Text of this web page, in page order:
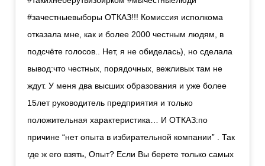
#зачестныевыборы ОТКАЗ!!! Комиссия исполкома
отказала мне, как и более 2000 честным людям, в
подсчёте голосов.. Нет, я не обиделась), но сделала
вывод:что честных, порядочных, вежливых там не
ждут. У меня два высших образования и уже более
15лет руководитель предприятия и только
положительная характеристика… И ОТКАЗ:по
причине “нет опыта в избирательной компании” . Так
где ж его взять, Опыт? Если Вы берете только самых